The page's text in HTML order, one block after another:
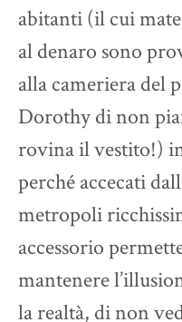
abitanti (il cui
al denaro sono
alla cameriera del
Dorothy di non
rovina il vestito!)
perché accecati
metropoli
accessorio
mantenere
la realtà, di non